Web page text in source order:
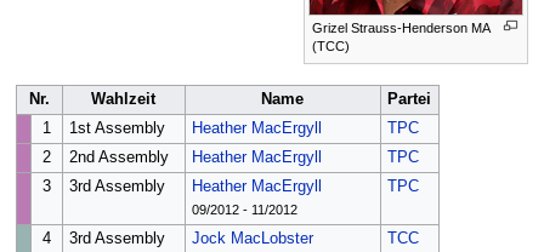
Grizel Strauss-Henderson MA
(TCC)
Nr. Wahlzeit Name
Partei
1
1st Assembly Heather MacErgyll
TPC
2
2nd Assembly Heather MacErgyll
TPC
3
3rd Assembly Heather MacErgyll
09/2012 - 11/2012
TPC
4 3rd Assembly Jock MacLobster TCC